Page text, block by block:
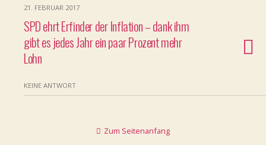
21. FEBRUAR 2017
SPD ehrt Erfinder der Inflation – dank ihm
gibt es jedes Jahr ein paar Prozent mehr
Lohn
KEINE ANTWORT
Zum Seitenanfang